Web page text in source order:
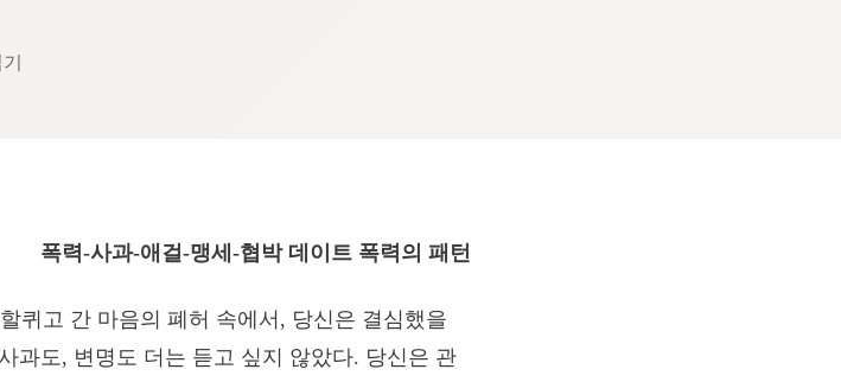
폭력-사과-애걸-맹세-협박 데이트 폭력의 패턴
퀴고 간 마음의 폐허 속에서, 당신은 결심했을
과도, 변명도 더는 듣고 싶지 않았다. 당신은 관